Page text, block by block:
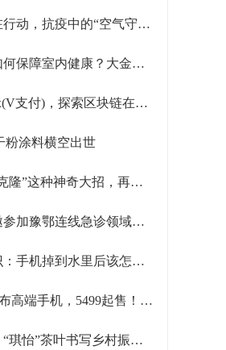
动，抗疫中的“空气守护者”
障室内健康？大金空调告诉你
探索区块链在新时期贸易金融业务中的应用
粉涂料横空出世
奇大招，再也不怕换手机带来的数据丢失
鄂连线急诊领域学术线上研讨会
机掉到水里后该怎么办？
机，5499起售！能获得消费者青睐？
”茶叶书写乡村振兴“大文章”